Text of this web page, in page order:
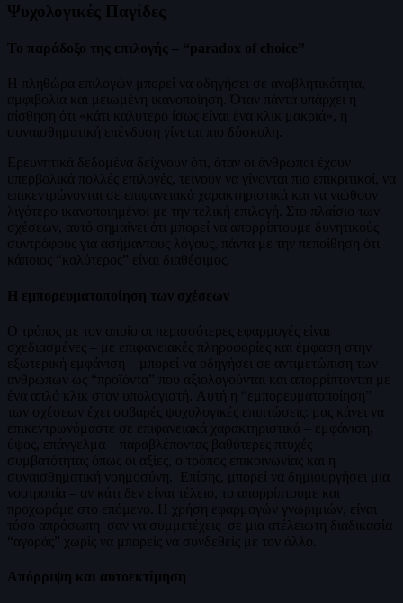
Ψυχολογικές Παγίδες
Το παράδοξο της επιλογής – “paradox of choice”
Η πληθώρα επιλογών μπορεί να οδηγήσει σε αναβλητικότητα,
αμφιβολία και μειωμένη ικανοποίηση. Όταν πάντα υπάρχει η
αίσθηση ότι «κάτι καλύτερο ίσως είναι ένα κλικ μακριά», η
συναισθηματική επένδυση γίνεται πιο δύσκολη.
Ερευνητικά δεδομένα δείχνουν ότι, όταν οι άνθρωποι έχουν
υπερβολικά πολλές επιλογές, τείνουν να γίνονται πιο επικριτικοί, να
επικεντρώνονται σε επιφανειακά χαρακτηριστικά και να νιώθουν
λιγότερο ικανοποιημένοι με την τελική επιλογή. Ʃτο πλαίσιο των
σχέσεων, αυτό σημαίνει ότι μπορεί να απορρίπτουμε δυνητικούς
συντρόφους για ασήμαντους λόγους, πάντα με την πεποίθηση ότι
κάποιος “καλύτερος” είναι διαθέσιμος.
Η εμπορευματοποίηση των σχέσεων
Ο τρόπος με τον οποίο οι περισσότερες εφαρμογές είναι
σχεδιασμένες – με επιφανειακές πληροφορίες και έμφαση στην
εξωτερική εμφάνιση – μπορεί να οδηγήσει σε αντιμετώπιση των
ανθρώπων ως “προϊόντα” που αξιολογούνται και απορρίπτονται με
ένα απλό κλικ στον υπολογιστή. Αυτή η “εμπορευματοποίηση”
των σχέσεων έχει σοβαρές ψυχολογικές επιπτώσεις: μας κάνει να
επικεντρωνόμαστε σε επιφανειακά χαρακτηριστικά – εμφάνιση,
ύψος, επάγγελμα – παραβλέποντας βαθύτερες πτυχές
συμβατότητας όπως οι αξίες, ο τρόπος επικοινωνίας και η
συναισθηματική νοημοσύνη. Επίσης, μπορεί να δημιουργήσει μια
νοοτροπία – αν κάτι δεν είναι τέλειο, το απορρίπτουμε και
προχωράμε στο επόμενο. Η χρήση εφαρμογών γνωριμιών, είναι
τόσο απρόσωπη σαν να συμμετέχεις σε μια ατέλειωτη διαδικασία
“αγοράς” χωρίς να μπορείς να συνδεθείς με τον άλλο.
Απόρριψη και αυτοεκτίμηση